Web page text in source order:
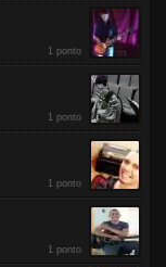
1 ponto
1 ponto
1 ponto
1 ponto